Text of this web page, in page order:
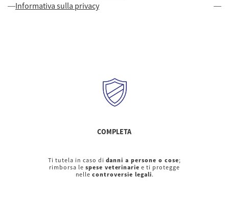
Informativa sulla privacy
COMPLETA
Ti tutela in caso di danni a persone o cose;
rimborsa le spese veterinarie e ti protegge
nellecontroversie legali.